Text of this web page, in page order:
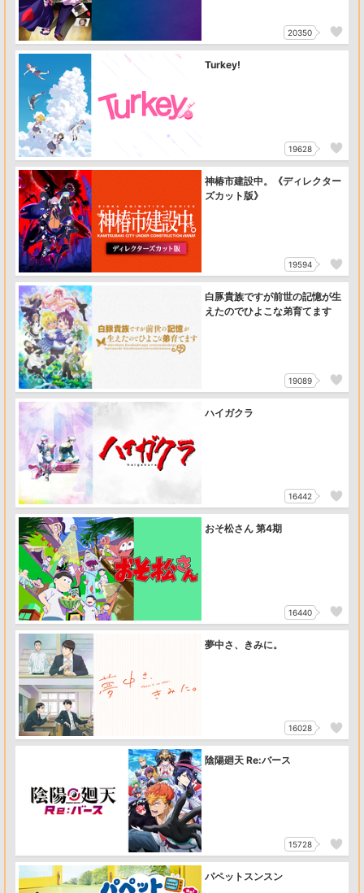
20350
Turkey!
19628
神椿市建設中。《ディレクター
ズカット版》
19594
白豚貴族ですが前世の記憶が生
えたのでひよこな弟育てます
19089
ハイガクラ
16442
おそ松さん 第4期
16440
夢中さ、きみに。
16028
陰陽廻天 Re:バース
15728
パペットスンスン